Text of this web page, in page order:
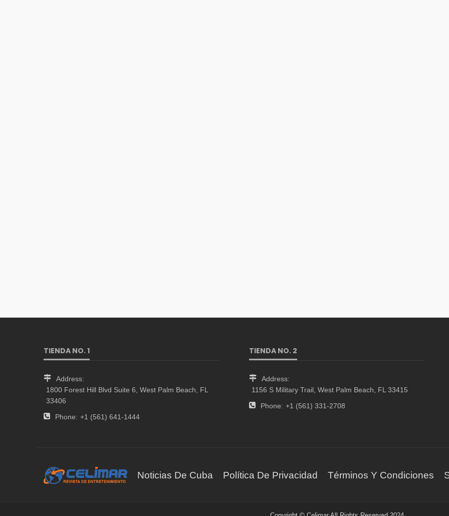
TIENDA NO. 1
Address:
1800 Forest Hill Blvd Suite 6, West Palm Beach, FL
33406
Phone: +1 (561) 641-1444
TIENDA NO. 2
Address:
1156 S Military Trail, West Palm Beach, FL 33415
Phone: +1 (561) 331-2708
Noticias De Cuba Política De Privacidad Términos Y Condiciones